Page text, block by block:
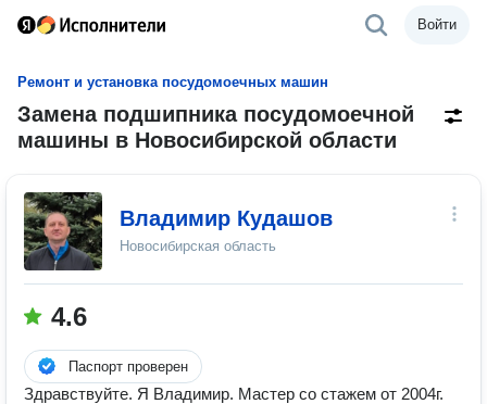
Войти
Ремонт и установка посудомоечных машин
Замена подшипника посудомоечной
машины в Новосибирской области
Владимир Кудашов
Новосибирская область
4.6
Паспорт проверен
Здравствуйте. Я Владимир. Мастер со стажем от 2004г.